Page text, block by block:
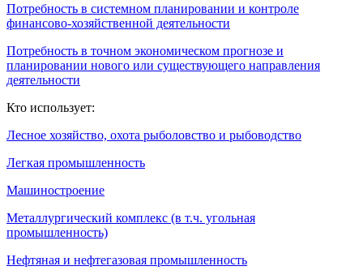
Потребность в системном планировании и контроле
финансово-хозяйственной деятельности
Потребность в точном экономическом прогнозе и
планировании нового или существующего направления
деятельности
Кто использует:
Лесное хозяйство, охота рыболовство и рыбоводство
Легкая промышленность
Машиностроение
Металлургический комплекс (в т.ч. угольная
промышленность)
Нефтяная и нефтегазовая промышленность